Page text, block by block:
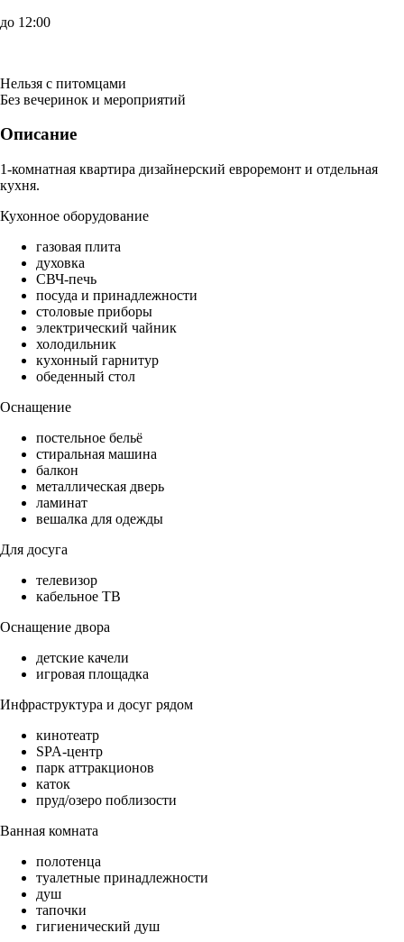
до 12:00
Нельзя с питомцами
Без вечеринок и мероприятий
Описание
1-комнатная квартира дизайнерский евроремонт и отдельная
кухня.
Кухонное оборудование
газовая плита
духовка
СВЧ-печь
посуда и принадлежности
столовые приборы
электрический чайник
холодильник
кухонный гарнитур
обеденный стол
Оснащение
постельное бельё
стиральная машина
балкон
металлическая дверь
ламинат
вешалка для одежды
Для досуга
телевизор
кабельное ТВ
Оснащение двора
детские качели
игровая площадка
Инфраструктура и досуг рядом
кинотеатр
SPA-центр
парк аттракционов
каток
пруд/озеро поблизости
Ванная комната
полотенца
туалетные принадлежности
душ
тапочки
гигиенический душ